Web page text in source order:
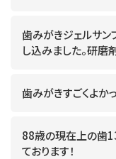
歯みがきジェルサン
し込みました。研磨
歯みがきすごくよか
88歳の現在上の歯
ております！